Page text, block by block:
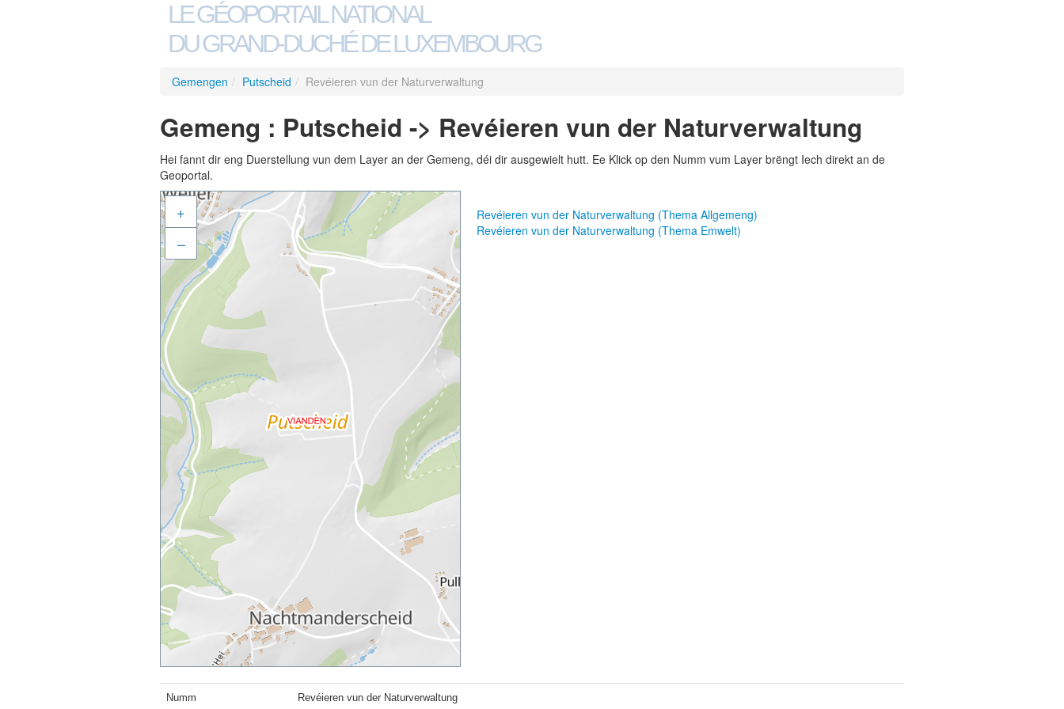
LE GÉOPORTAIL NATIONAL
DU GRAND-DUCHÉ DE LUXEMBOURG
Gemengen / Putscheid / Revéieren vun der Naturverwaltung
Gemeng : Putscheid -> Revéieren vun der Naturverwaltung
Hei fannt dir eng Duerstellung vun dem Layer an der Gemeng, déi dir ausgewielt hutt. Ee Klick op den Numm vum Layer brëngt Iech direkt an de
Geoportal.
+
–
Revéieren vun der Naturverwaltung (Thema Allgemeng)
Revéieren vun der Naturverwaltung (Thema Emwelt)
Numm Revéieren vun der Naturverwaltung